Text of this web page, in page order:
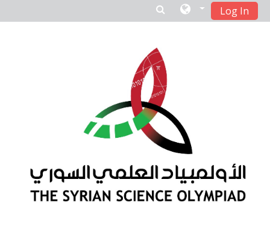
Skip to main content
Log In